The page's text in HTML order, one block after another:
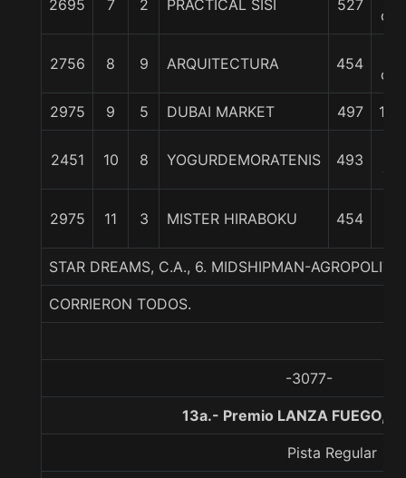
2695 7 2 PRACTICAL SISI 527
2756 8 9 ARQUITECTURA 454
2975 9 5 DUBAI MARKET 497 17
2451 10 8 YOGURDEMORATENIS 493
2975 11 3 MISTER HIRABOKU 454
STAR DREAMS, C.A., 6. MIDSHIPMAN-
CORRIERON TODOS.
-3077-
13a.- Premio LANZA FUEGO,
Pista Regular